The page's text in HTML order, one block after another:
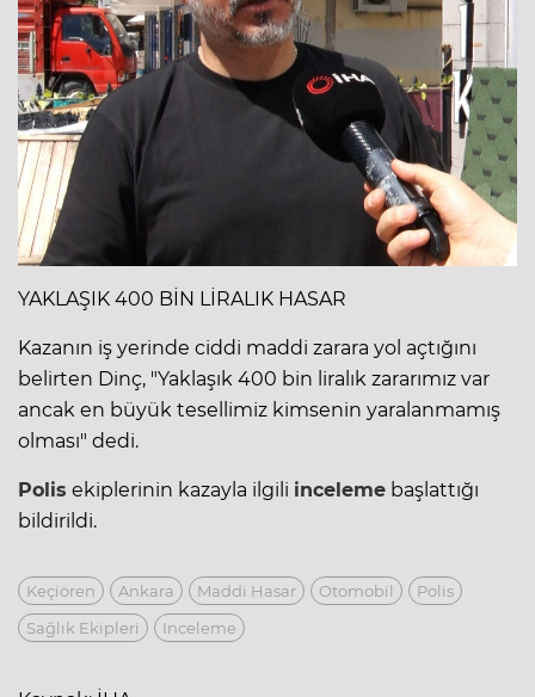
YAKLAŞIK 400 BİN LİRALIK HASAR
Kazanın iş yerinde ciddi maddi zarara yol açtığını
belirten Dinç, "Yaklaşık 400 bin liralık zararımız var
ancak en büyük tesellimiz kimsenin yaralanmamış
olması" dedi.
Polis ekiplerinin kazayla ilgili inceleme başlattığı
bildirildi.
Keçiören Ankara Maddi Hasar Otomobil
Polis
Sağlık Ekipleri
Inceleme